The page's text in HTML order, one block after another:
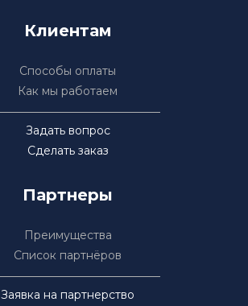
Клиентам
Способы оплаты
Как мы работаем
Задать вопрос
Сделать заказ
Партнеры
Преимущества
Список партнёров
Заявка на партнерство